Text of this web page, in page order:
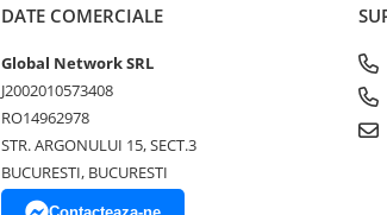
DATE COMERCIALE
Global Network SRL
J2002010573408
RO14962978
STR. ARGONULUI 15, SECT.3
BUCURESTI, BUCURESTI